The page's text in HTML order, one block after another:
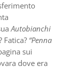
Autobianchi
“Penna
sui
dove era